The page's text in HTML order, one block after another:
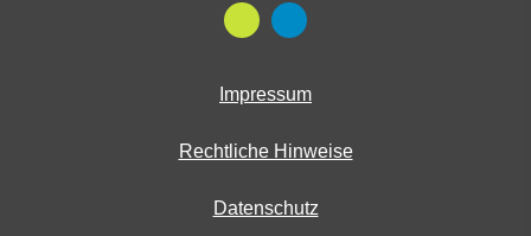
Impressum
Rechtliche Hinweise
Datenschutz